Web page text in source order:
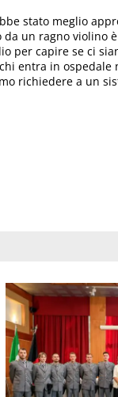
stato meglio
da un ragno violino
per capire se ci
entra in ospedale
richiedere a un